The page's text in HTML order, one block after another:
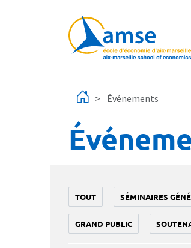
Événements
TOUT SÉMINAIRES
GRAND PUBLIC